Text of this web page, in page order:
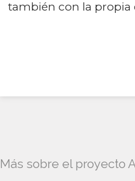
también con la propia
Más sobre el proyecto